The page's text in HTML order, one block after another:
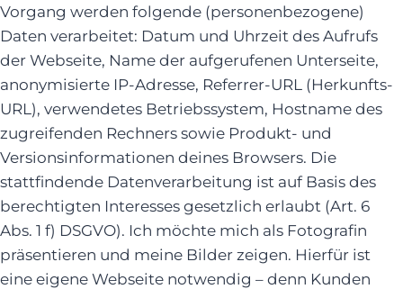
Vorgang werden folgende (personenbezogene)
Daten verarbeitet: Datum und Uhrzeit des Aufrufs
der Webseite, Name der aufgerufenen Unterseite,
anonymisierte IP-Adresse, Referrer-URL (Herkunfts-
URL), verwendetes Betriebssystem, Hostname des
zugreifenden Rechners sowie Produkt- und
Versionsinformationen deines Browsers. Die
stattfindende Datenverarbeitung ist auf Basis des
berechtigten Interesses gesetzlich erlaubt (Art. 6
Abs. 1 f) DSGVO). Ich möchte mich als Fotografin
präsentieren und meine Bilder zeigen. Hierfür ist
eine eigene Webseite notwendig – denn Kunden